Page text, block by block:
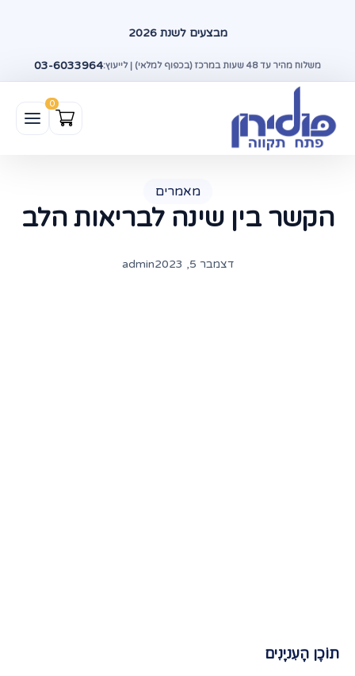
מבצעים לשנת 2026
משלוח מהיר עד 48 שעות במרכז (בכפוף למלאי) | לייעוץ: 03-6033964
מאמרים
הקשר בין שינה לבריאות הלב
דצמבר 5, 2023 admin
תוֹכֶן הָעִניָנִים